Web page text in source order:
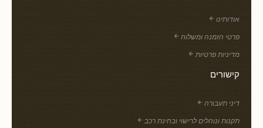
אודותינו
פרטי הזמנה ומשלוח
מדיניות פרטיות
קישורים
דיני תעבורה
תקנות ונוהלים לרישוי ובחינת רכב